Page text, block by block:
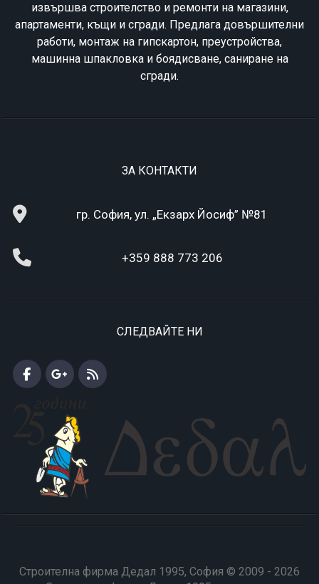
извършва строителство и ремонти на магазини,
апартаменти, къщи и сгради. Предлага довършителни
работи, монтаж на гипскартон, преустройства,
машинна шпакловка и боядисване, саниране на
сгради.
ЗА КОНТАКТИ
гр. София, ул. „Екзарх Йосиф” №81
+359 888 773 206
СЛЕДВАЙТЕ НИ
Строителна фирма Дедал 1995, София © 2009 - 2026